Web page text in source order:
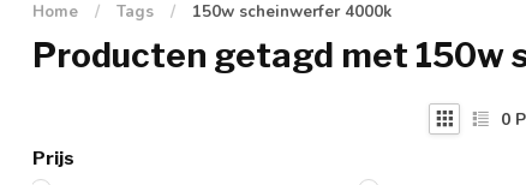
Home / Tags / 150w scheinwerfer 4000k
Producten getagd met 150w
Prijs
0